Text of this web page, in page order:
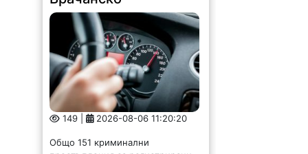
149 | 2026-08-06 11:20:20
престъпления са регистрирани